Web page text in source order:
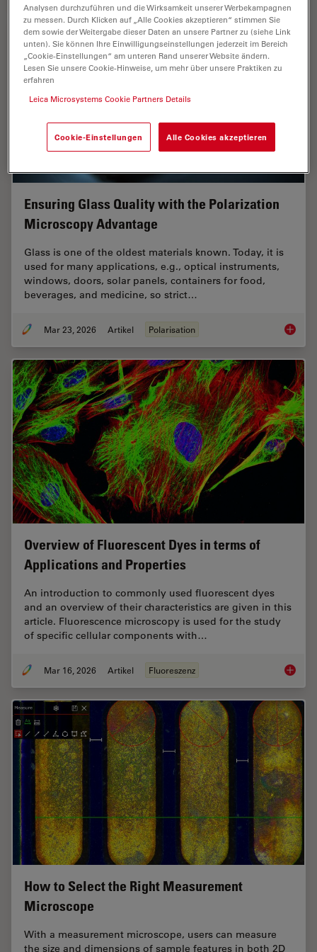
Ensuring Glass Quality with the Polarization
Microscopy Advantage
Glass is one of the oldest materials known. Today, it is
used for many applications, e.g., optical instruments,
windows, doors, solar panels, containers for food,
beverages, and medicine, so strict…
Mar 23, 2026 Artikel Polarisation
Overview of Fluorescent Dyes in terms of
Applications and Properties
An introduction to commonly used fluorescent dyes
and an overview of their characteristics are given in this
article. Fluorescence microscopy is used for the study
of specific cellular components with…
Mar 16, 2026 Artikel Fluoreszenz
How to Select the Right Measurement
Microscope
With a measurement microscope, users can measure
the size and dimensions of sample features in both 2D
Analysen durchzuführen und die Wirksamkeit unserer Werbekampagnen
zu messen. Durch Klicken auf „Alle Cookies akzeptieren“ stimmen Sie
dem sowie der Weitergabe dieser Daten an unsere Partner zu (siehe Link
unten). Sie können Ihre Einwilligungseinstellungen jederzeit im Bereich
„Cookie-Einstellungen“ am unteren Rand unserer Website ändern.
Lesen Sie unsere Cookie-Hinweise, um mehr über unsere Praktiken zu
erfahren
Leica Microsystems Cookie Partners Details
Cookie-Einstellungen Alle Cookies akzeptieren